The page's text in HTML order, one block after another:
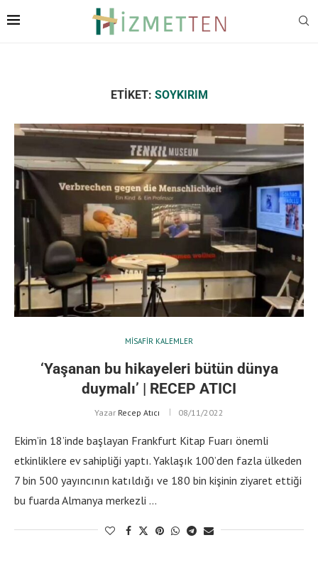
ETIKET: SOYKIRIM
MISAFIR KALEMLER
‘Yaşanan bu hikayeleri bütün dünya
duymalı’ | RECEP ATICI
Yazar Recep Atıcı 08/11/2022
Ekim’in 18’inde başlayan Frankfurt Kitap Fuarı önemli
etkinliklere ev sahipliği yaptı. Yaklaşık 100’den fazla ülkeden
7 bin 500 yayıncının katıldığı ve 180 bin kişinin ziyaret ettiği
bu fuarda Almanya merkezli …